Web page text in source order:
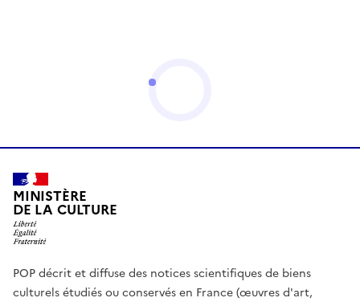
MINISTÈRE
DE LA CULTURE
POP décrit et diffuse des notices scientifiques de biens
culturels étudiés ou conservés en France (œuvres d'art,